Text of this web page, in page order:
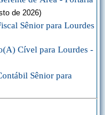
de 2026)
Sênior para Lourdes
Cível para Lourdes -
Sênior para